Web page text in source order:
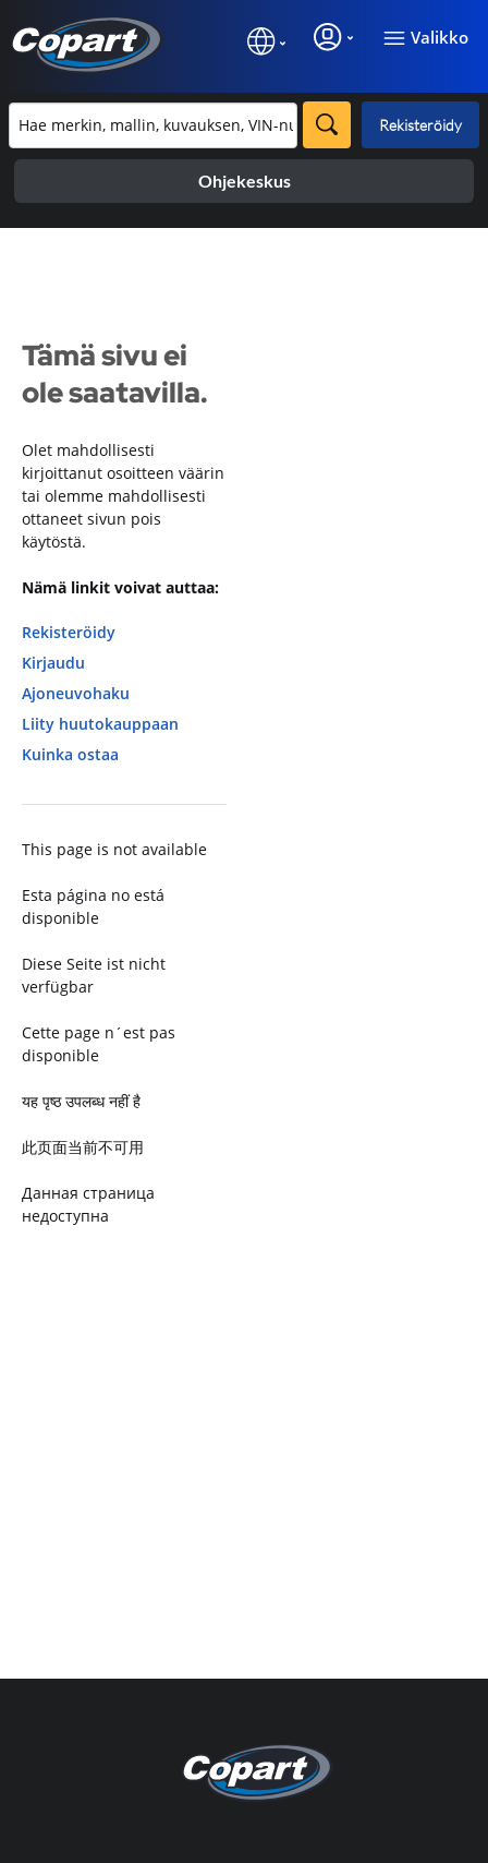
Valikko
Rekisteröidy
Ohjekeskus
Tämä sivu ei
ole saatavilla.
Olet mahdollisesti
kirjoittanut osoitteen väärin
tai olemme mahdollisesti
ottaneet sivun pois
käytöstä.
Nämä linkit voivat auttaa:
Rekisteröidy
Kirjaudu
Ajoneuvohaku
Liity huutokauppaan
Kuinka ostaa
This page is not available
Esta página no está
disponible
Diese Seite ist nicht
verfügbar
Cette page n´est pas
disponible
यह पृष्ठ उपलब्ध नहीं है
此页面当前不可用
Данная страница
недоступна